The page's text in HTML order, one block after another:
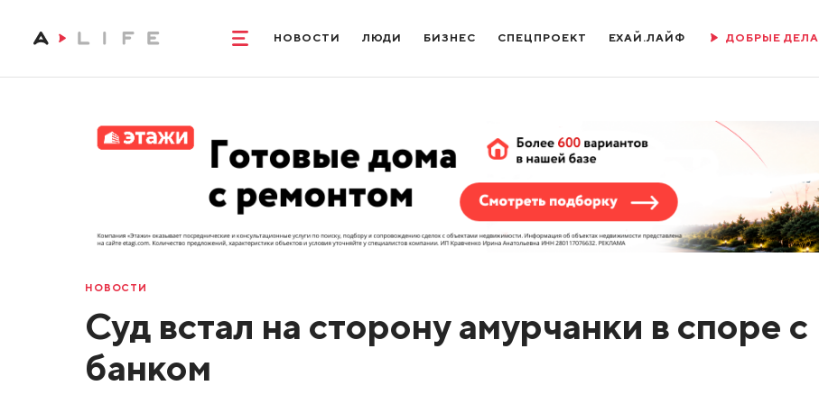
НОВОСТИ ЛЮДИ БИЗНЕС СПЕЦПРОЕКТ ЕХАЙ.ЛАЙФ ДОБРЫЕ ДЕЛА
НОВОСТИ
Суд встал на сторону амурчанки в споре с
банком